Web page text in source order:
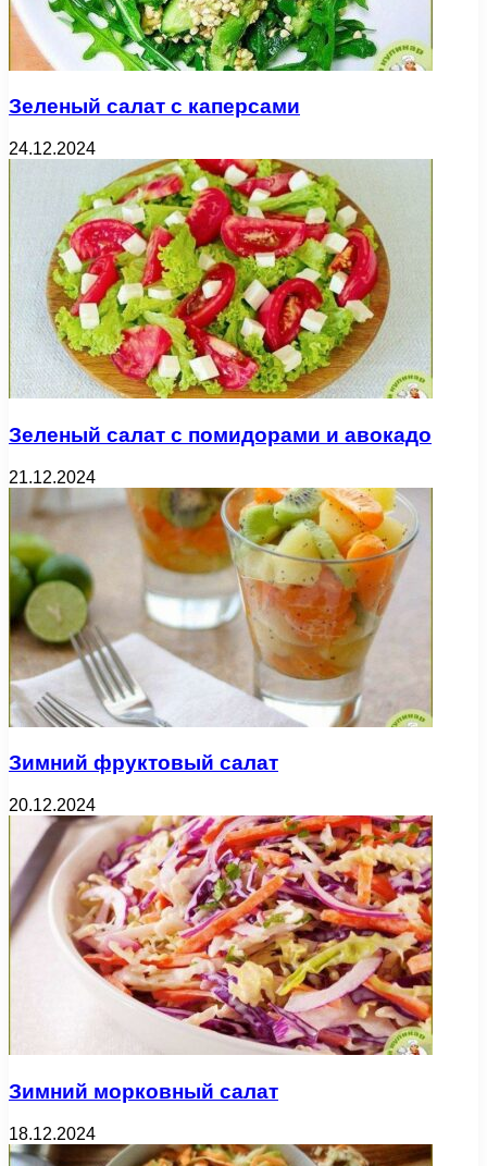
Зеленый салат с каперсами
24.12.2024
Зеленый салат с помидорами и авокадо
21.12.2024
Зимний фруктовый салат
20.12.2024
Зимний морковный салат
18.12.2024